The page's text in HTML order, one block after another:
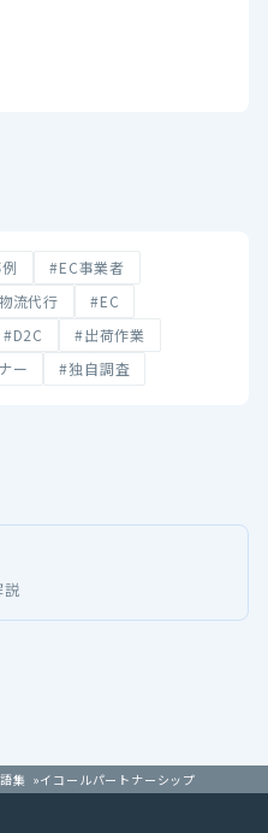
#EC事業者
流代行
#EC
#D2C
#出荷作業
ー #独自調査
説
集 イコールパートナーシップ